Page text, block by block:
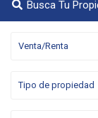
Busca Tu
Venta/Renta
Tipo de propiedad